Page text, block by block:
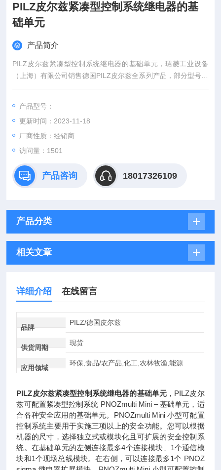
PILZ皮尔兹紧凑型控制系统继电器的基
础单元
产品简介
PILZ皮尔兹紧凑型控制系统继电器的基础单元，珺菱工业设备
（上海）有限公司销售德国PILZ皮尔兹全系列产品，部分型号库
存现货，期货德国直接发货，货期短，价格好，欢迎确认！
产品型号：
更新时间：2023-11-18
厂商性质：经销商
访问量：1501
产品咨询 18017326109
产品分类
相关文章
详细介绍 在线留言
品牌
PILZ/德国皮尔兹
供货周期
现货
应用领域
环保,食品/农产品,化工,农林牧渔,能源
PILZ皮尔兹紧凑型控制系统继电器的基础单元 ，PILZ皮尔
兹可配置紧凑型控制系统 PNOZmulti Mini – 基础单元，适
合各种安全应用的基础单元。PNOZmulti Mini 小型可配置
控制系统主要用于实施三项以上的安全功能。您可以根据
机器的尺寸，选择独立式或模块化且可扩展的安全控制系
统。在基础单元的左侧连接最多4个连接模块、1个通信模
块和1个现场总线模块。在右侧，可以连接最多1个 PNOZ